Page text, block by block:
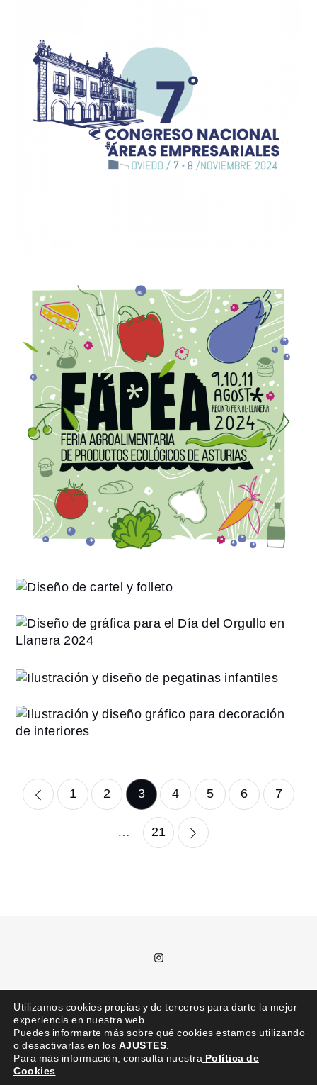
Diseño de logotipo y
lenguaje visual
Diseño de gráfica para
FAPEA 2024
Diseño de cartel y folleto
Diseño de gráfica para el Día
del Orgullo en Llanera 2024
Ilustración y diseño de
Ilustración y diseño gráfico
para decoración de
Paginación
1 2 3 4 5 6 7
… 21
Instagram
Utilizamos cookies propias y de terceros para darte la mejor
experiencia en nuestra web.
Puedes informarte más sobre qué cookies estamos utilizando
o desactivarlas en los AJUSTES.
Para más información, consulta nuestra Política de
Cookies.